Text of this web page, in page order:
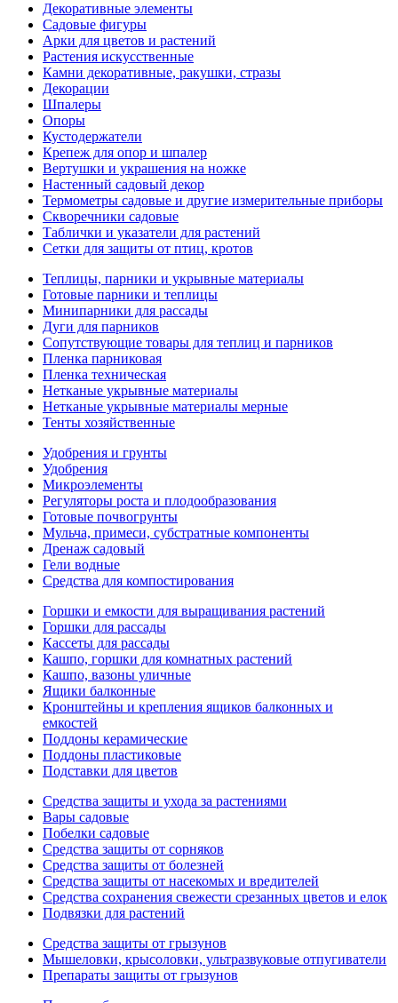
Декоративные элементы
Садовые фигуры
Арки для цветов и растений
Растения искусственные
Камни декоративные, ракушки, стразы
Декорации
Шпалеры
Опоры
Кустодержатели
Крепеж для опор и шпалер
Вертушки и украшения на ножке
Настенный садовый декор
Термометры садовые и другие измерительные приборы
Скворечники садовые
Таблички и указатели для растений
Сетки для защиты от птиц, кротов
Теплицы, парники и укрывные материалы
Готовые парники и теплицы
Минипарники для рассады
Дуги для парников
Сопутствующие товары для теплиц и парников
Пленка парниковая
Пленка техническая
Нетканые укрывные материалы
Нетканые укрывные материалы мерные
Тенты хозяйственные
Удобрения и грунты
Удобрения
Микроэлементы
Регуляторы роста и плодообразования
Готовые почвогрунты
Мульча, примеси, субстратные компоненты
Дренаж садовый
Гели водные
Средства для компостирования
Горшки и емкости для выращивания растений
Горшки для рассады
Кассеты для рассады
Кашпо, горшки для комнатных растений
Кашпо, вазоны уличные
Ящики балконные
Кронштейны и крепления ящиков балконных и
емкостей
Поддоны керамические
Поддоны пластиковые
Подставки для цветов
Средства защиты и ухода за растениями
Вары садовые
Побелки садовые
Средства защиты от сорняков
Средства защиты от болезней
Средства защиты от насекомых и вредителей
Средства сохранения свежести срезанных цветов и елок
Подвязки для растений
Средства защиты от грызунов
Мышеловки, крысоловки, ультразвуковые отпугиватели
Препараты защиты от грызунов